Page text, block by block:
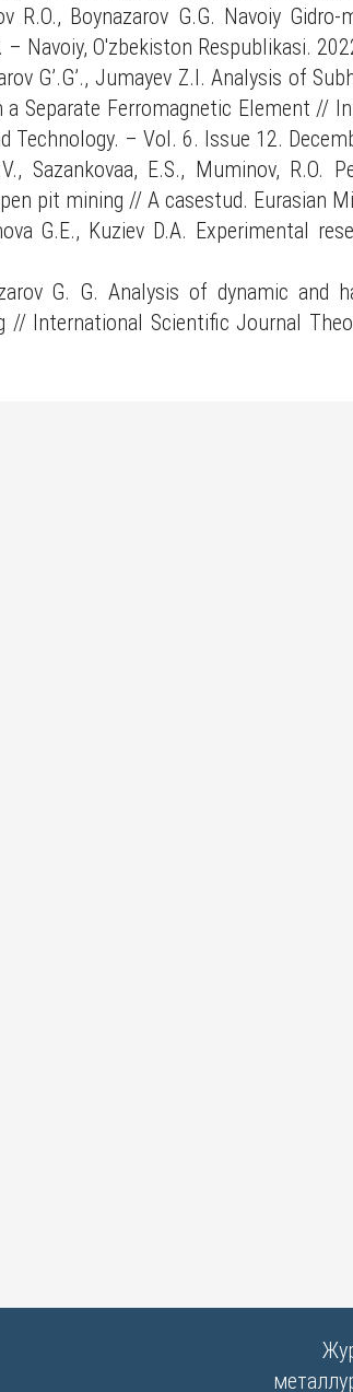
R.O., Boynazarov G.G. Navoiy
– Navoiy, O'zbekiston Respublikasi.
G’.G’., Jumayev Z.I. Analysis of
Separate Ferromagnetic Element //
Technology. – Vol. 6. Issue 12.
Sazankovaa, E.S., Muminov, R.O.
pit mining // A casestud. Eurasian
G.E., Kuziev D.A. Experimental
G. G. Analysis of dynamic and
International Scientific Journal